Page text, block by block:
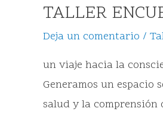
TALLER
Deja un comentario /
un viaje hacia la
Generamos un
salud y la